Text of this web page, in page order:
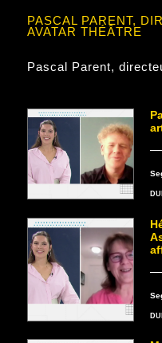
PASCAL PARENT,
AVATAR THÉÂTRE
Pascal Parent,